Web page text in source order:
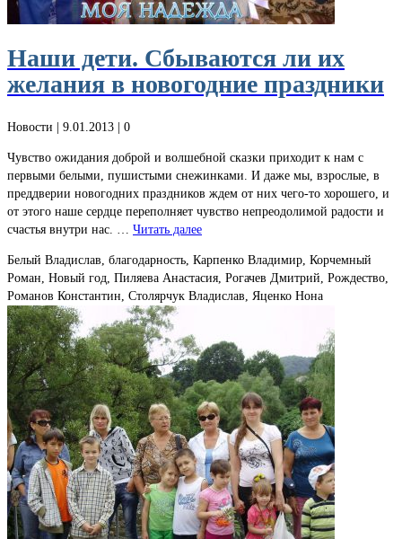
Наши дети. Сбываются ли их
желания в новогодние праздники
Новости | 9.01.2013 | 0
Чувство ожидания доброй и волшебной сказки приходит к нам с
первыми белыми, пушистыми снежинками. И даже мы, взрослые, в
преддверии новогодних праздников ждем от них чего-то хорошего, и
от этого наше сердце переполняет чувство непреодолимой радости и
счастья внутри нас. … Читать далее
Белый Владислав, благодарность, Карпенко Владимир, Корчемный
Роман, Новый год, Пиляева Анастасия, Рогачев Дмитрий, Рождество,
Романов Константин, Столярчук Владислав, Яценко Нона